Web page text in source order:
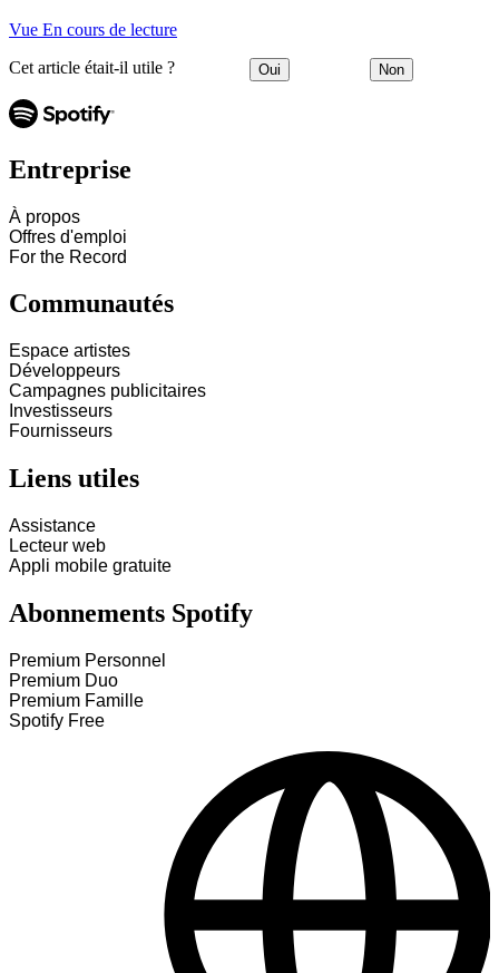
Vue En cours de lecture
Cet article était-il utile ? Oui Non
Entreprise
À propos
Offres d'emploi
For the Record
Communautés
Espace artistes
Développeurs
Campagnes publicitaires
Investisseurs
Fournisseurs
Liens utiles
Assistance
Lecteur web
Appli mobile gratuite
Abonnements Spotify
Premium Personnel
Premium Duo
Premium Famille
Spotify Free